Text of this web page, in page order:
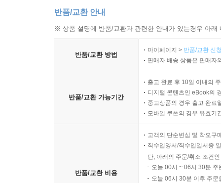
반품/교환 안내
※ 상품 설명에 반품/교환과 관련한 안내가 있는경우 아
반품/교환 방법
마이페이지 > 반품/교환 신
판매자 배송 상품은 판매자
반품/교환 가능기간
출고 완료 후 10일 이내의
디지털 콘텐츠인 eBook의
중고상품의 경우 출고 완료
모바일 쿠폰의 경우 유효기
반품/교환 비용
고객의 단순변심 및 착오구
직수입양서/직수입일서중
단, 아래의 주문/취소 조건
오늘 00시 ~ 06시 30분
오늘 06시 30분 이후 주